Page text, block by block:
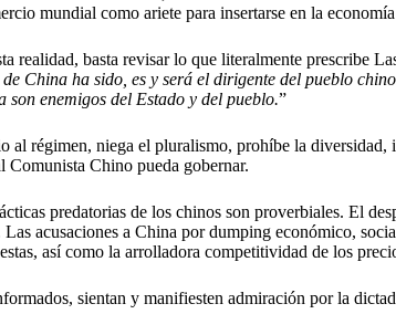
mundial como ariete para insertarse en la
realidad, basta revisar lo que literalmente prescribe
China ha sido, es y será el dirigente del pueblo
son enemigos del Estado y del pueblo.”
al régimen, niega el pluralismo, prohíbe la diversidad,
Chino pueda gobernar.
predatorias de los chinos son proverbiales. El
acusaciones a China por dumping económico,
así como la arrolladora competitividad de los
sientan y manifiesten admiración por la